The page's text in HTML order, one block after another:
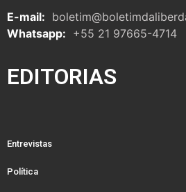
E-mail:
Whatsapp: +55 21 97665-4714
EDITORIAS
Entrevistas
Política